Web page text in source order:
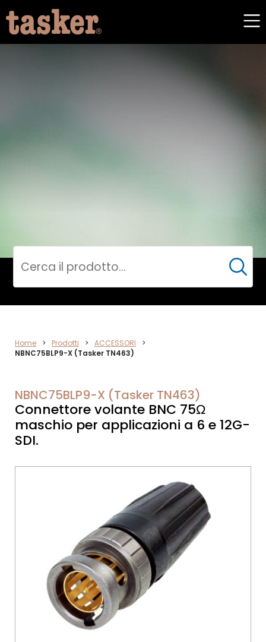
VIDEO
Cerca
Home > Prodotti > ACCESSORI
>
NBNC75BLP9-X (Tasker TN463)
NBNC75BLP9-X (Tasker TN463)
Connettore volante BNC 75Ω
maschio per applicazioni a 6 e 12G-
SDI.